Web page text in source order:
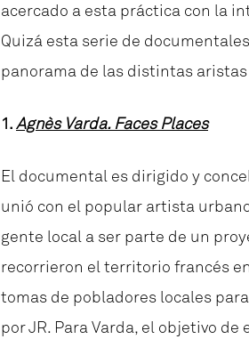
acercado a esta práctica con la
Quizá esta serie de
panorama de las distintas
1.Agnès Varda. Faces Places
El documental es dirigido y
unió con el popular artista
gente local a ser parte de un
recorrieron el territorio francés
tomas de pobladores locales
por JR. Para Varda, el objetivo